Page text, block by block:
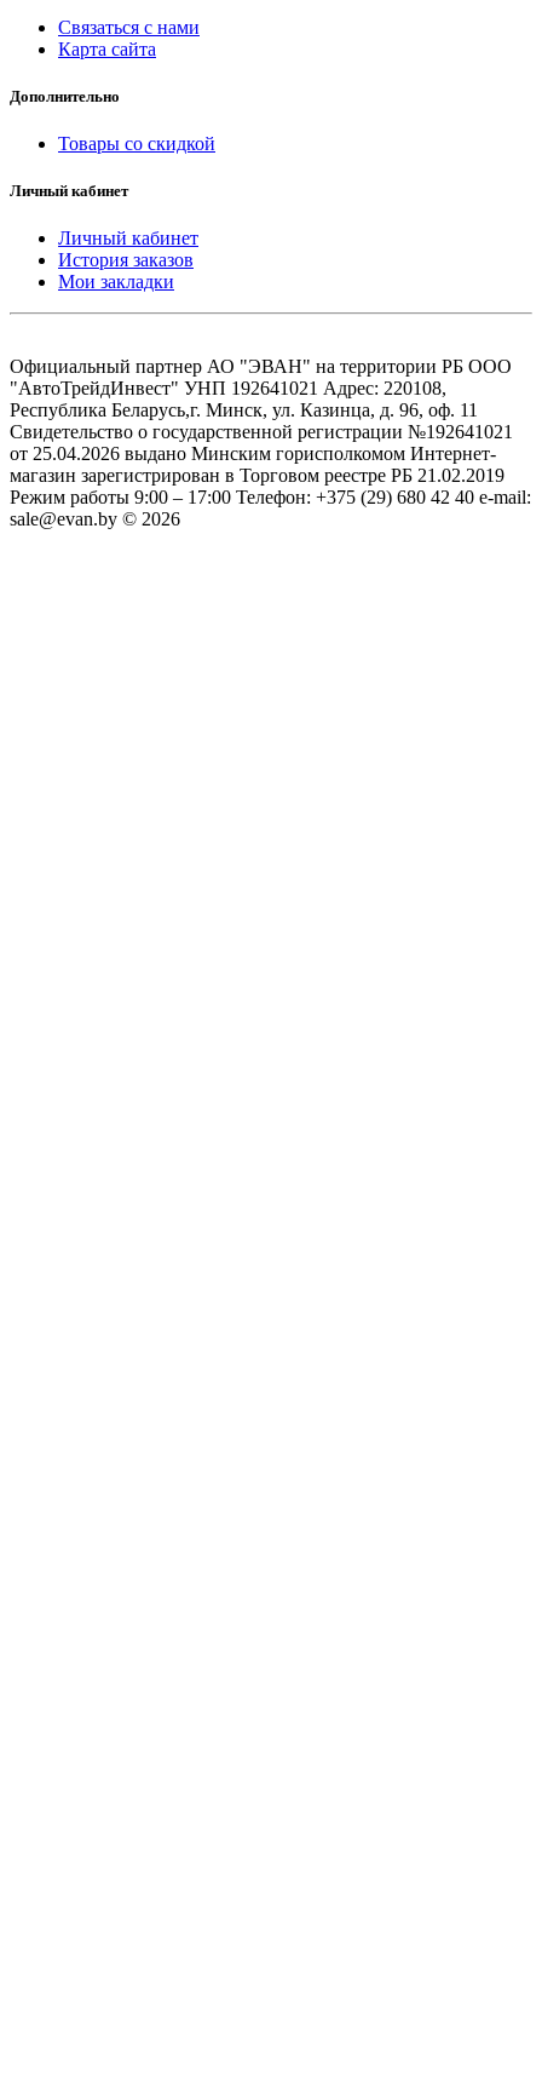
Связаться с нами
Карта сайта
Дополнительно
Товары со скидкой
Личный кабинет
Личный кабинет
История заказов
Мои закладки
Официальный партнер АО "ЭВАН" на территории РБ ООО
"АвтоТрейдИнвест" УНП 192641021 Адрес: 220108,
Республика Беларусь,г. Минск, ул. Казинца, д. 96, оф. 11
Свидетельство о государственной регистрации №192641021
от 25.04.2026 выдано Минским горисполкомом Интернет-
магазин зарегистрирован в Торговом реестре РБ 21.02.2019
Режим работы 9:00 – 17:00 Телефон: +375 (29) 680 42 40 e-mail:
sale@evan.by © 2026